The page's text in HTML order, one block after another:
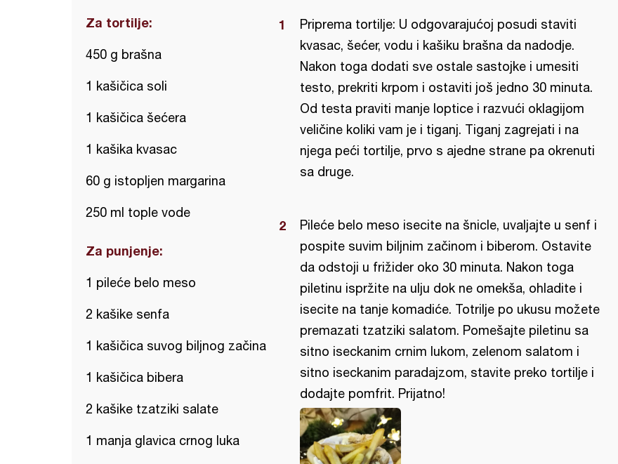
Za tortilje:
450 g brašna
1 kašičica soli
1 kašičica šećera
1 kašika kvasac
60 g istopljen margarina
250 ml tople vode
Za punjenje:
1 pileće belo meso
2 kašike senfa
1 kašičica suvog biljnog začina
1 kašičica bibera
2 kašike tzatziki salate
1 manja glavica crnog luka
Priprema tortilje: U odgovarajućoj posudi staviti
kvasac, šećer, vodu i kašiku brašna da nadodje.
Nakon toga dodati sve ostale sastojke i umesiti
testo, prekriti krpom i ostaviti još jedno 30 minuta.
Od testa praviti manje loptice i razvući oklagijom
veličine koliki vam je i tiganj. Tiganj zagrejati i na
njega peći tortilje, prvo s ajedne strane pa okrenuti
sa druge.
Pileće belo meso isecite na šnicle, uvaljajte u senf i
pospite suvim biljnim začinom i biberom. Ostavite
da odstoji u frižider oko 30 minuta. Nakon toga
piletinu ispržite na ulju dok ne omekša, ohladite i
isecite na tanje komadiće. Totrilje po ukusu možete
premazati tzatziki salatom. Pomešajte piletinu sa
sitno iseckanim crnim lukom, zelenom salatom i
sitno iseckanim paradajzom, stavite preko tortilje i
dodajte pomfrit. Prijatno!